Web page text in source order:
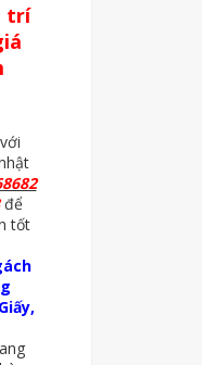
trí
để
tốt